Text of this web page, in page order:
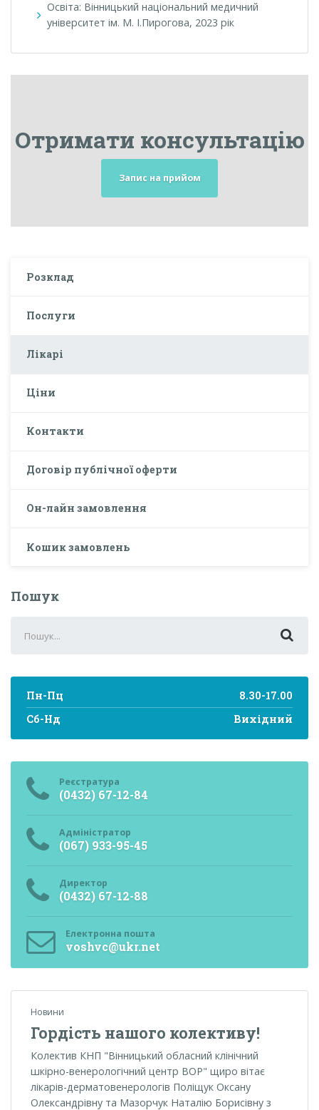
Освіта: Вінницький національний медичний
університет ім. М. І.Пирогова, 2023 рік
Отримати консультацію
Запис на прийом
Розклад
Послуги
Лікарі
Ціни
Контакти
Договір публічної оферти
Он-лайн замовлення
Кошик замовлень
Пошук
for:
Пн-Пц
8.30-17.00
Сб-Нд
Вихідний
Реєстратура
(0432) 67-12-84
Адміністратор
(067) 933-95-45
Директор
(0432) 67-12-88
Електронна пошта
voshvc@ukr.net
Новини
Гордість нашого колективу!
Колектив КНП "Вінницький обласний клінічний
шкірно-венерологічний центр ВОР" щиро вітає
лікарів-дерматовенерологів Поліщук Оксану
Олександрівну та Мазорчук Наталію Борисівну з